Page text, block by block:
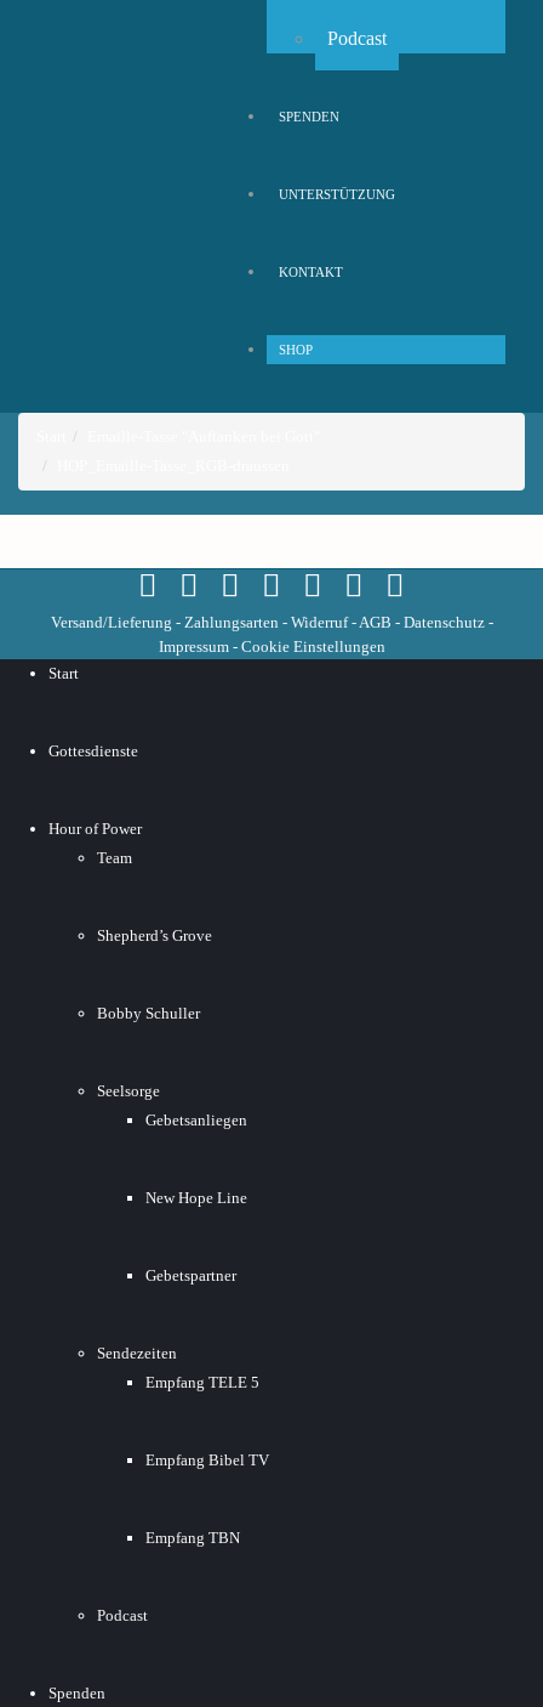
Podcast
SPENDEN
UNTERSTÜTZUNG
KONTAKT
SHOP
Versand/Lieferung - Zahlungsarten - Widerruf-AGB - Datenschutz-
Impressum- Cookie Einstellungen
Start
Gottesdienste
Hour of Power
Team
Shepherd’s Grove
Bobby Schuller
Seelsorge
Gebetsanliegen
New Hope Line
Gebetspartner
Sendezeiten
Empfang TELE 5
Empfang Bibel TV
Empfang TBN
Podcast
Spenden